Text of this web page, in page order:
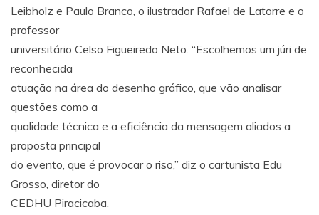
Leibholz e Paulo Branco, o ilustrador Rafael de Latorre e o
professor
universitário Celso Figueiredo Neto. “Escolhemos um júri de
reconhecida
atuação na área do desenho gráfico, que vão analisar
questões como a
qualidade técnica e a eficiência da mensagem aliados a
proposta principal
do evento, que é provocar o riso,” diz o cartunista Edu
Grosso, diretor do
CEDHU Piracicaba.